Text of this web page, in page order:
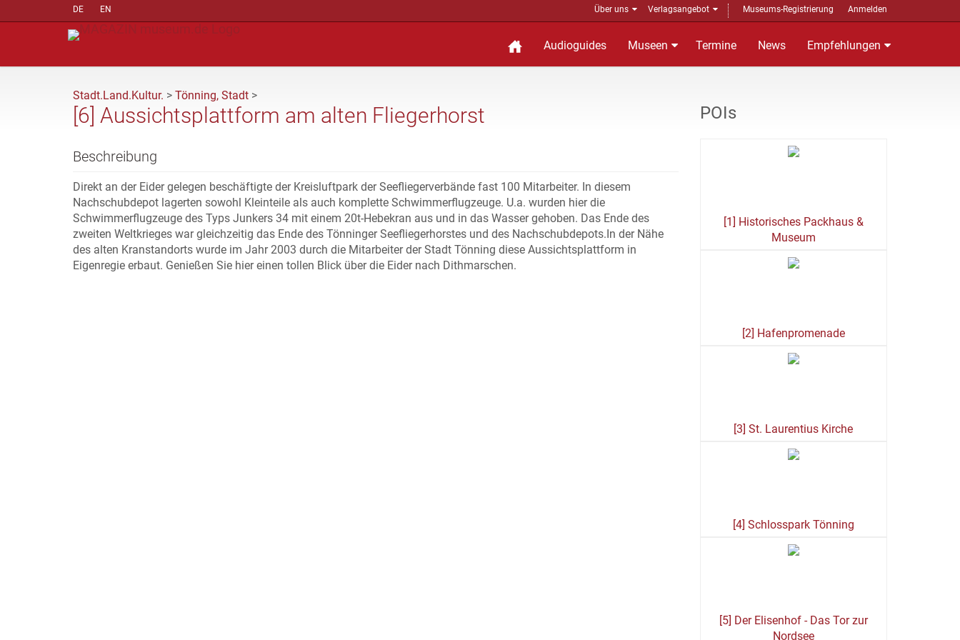
DE EN Über uns Verlagsangebot Museums-Registrierung Anmelden
Audioguides Museen Termine News Empfehlungen
Stadt.Land.Kultur. > Tönning, Stadt >
[6] Aussichtsplattform am alten Fliegerhorst
Beschreibung
Direkt an der Eider gelegen beschäftigte der Kreisluftpark der Seefliegerverbände fast 100 Mitarbeiter. In diesem
Nachschubdepot lagerten sowohl Kleinteile als auch komplette Schwimmerflugzeuge. U.a. wurden hier die
Schwimmerflugzeuge des Typs Junkers 34 mit einem 20t-Hebekran aus und in das Wasser gehoben. Das Ende des
zweiten Weltkrieges war gleichzeitig das Ende des Tönninger Seefliegerhorstes und des Nachschubdepots.In der Nähe
des alten Kranstandorts wurde im Jahr 2003 durch die Mitarbeiter der Stadt Tönning diese Aussichtsplattform in
Eigenregie erbaut. Genießen Sie hier einen tollen Blick über die Eider nach Dithmarschen.
POIs
[1] Historisches Packhaus &
Museum
[2] Hafenpromenade
[3] St. Laurentius Kirche
[4] Schlosspark Tönning
[5] Der Elisenhof - Das Tor zur
Nordsee